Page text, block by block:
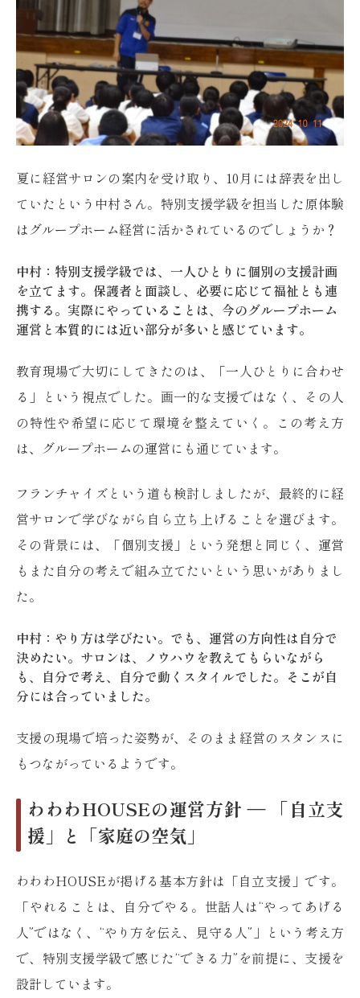
夏に経営サロンの案内を受け取り、10月には辞表を出し
ていたという中村さん。特別支援学級を担当した原体験
はグループホーム経営に活かされているのでしょうか？
中村：特別支援学級では、一人ひとりに個別の支援計画
を立てます。保護者と面談し、必要に応じて福祉とも連
携する。実際にやっていることは、今のグループホーム
運営と本質的には近い部分が多いと感じています。
教育現場で大切にしてきたのは、「一人ひとりに合わせ
る」という視点でした。画一的な支援ではなく、その人
の特性や希望に応じて環境を整えていく。この考え方
は、グループホームの運営にも通じています。
フランチャイズという道も検討しましたが、最終的に経
営サロンで学びながら自ら立ち上げることを選びます。
その背景には、「個別支援」という発想と同じく、運営
もまた自分の考えで組み立てたいという思いがありまし
た。
中村：やり方は学びたい。でも、運営の方向性は自分で
決めたい。サロンは、ノウハウを教えてもらいながら
も、自分で考え、自分で動くスタイルでした。そこが自
分には合っていました。
支援の現場で培った姿勢が、そのまま経営のスタンスに
もつながっているようです。
わわわHOUSEの運営方針 ― 「自立支
援」と「家庭の空気」
わわわHOUSEが掲げる基本方針は「自立支援」です。
「やれることは、自分でやる。世話人は“やってあげる
人”ではなく、“やり方を伝え、見守る人”」という考え方
で、特別支援学級で感じた“できる力”を前提に、支援を
設計しています。